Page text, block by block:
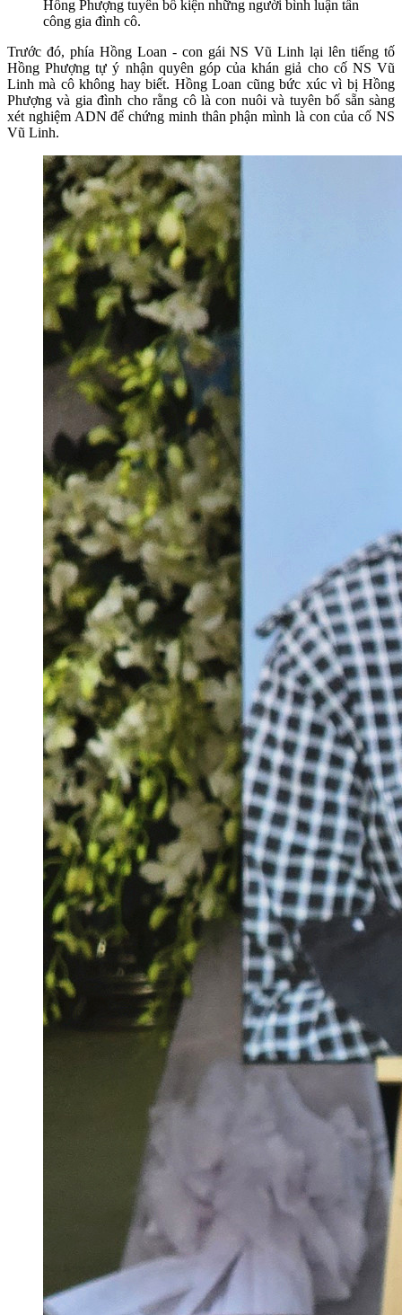
Hồng Phượng tuyên bố kiện những người bình luận tấn
công gia đình cô.
Trước đó, phía Hồng Loan - con gái NS Vũ Linh lại lên tiếng tố
Hồng Phượng tự ý nhận quyên góp của khán giả cho cố NS Vũ
Linh mà cô không hay biết. Hồng Loan cũng bức xúc vì bị Hồng
Phượng và gia đình cho rằng cô là con nuôi và tuyên bố sẵn sàng
xét nghiệm ADN để chứng minh thân phận mình là con của cố NS
Vũ Linh.